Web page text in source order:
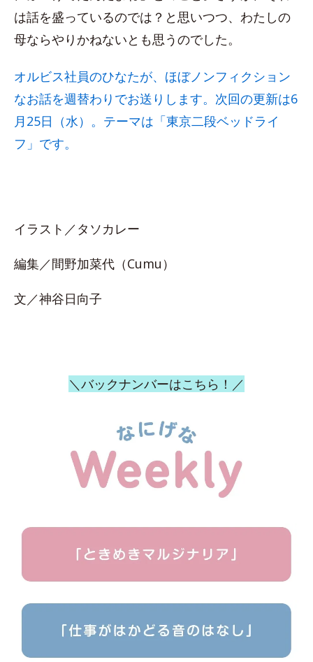
は話を盛っているのでは？と思いつつ、わたしの
母ならやりかねないとも思うのでした。
オルビス社員のひなたが、ほぼノンフィクション
なお話を週替わりでお送りします。次回の更新は6
月25日（水）。テーマは「東京二段ベッドライ
フ」です。
イラスト／タソカレー
編集／間野加菜代（Cumu）
文／神谷日向子
＼バックナンバーはこちら！／